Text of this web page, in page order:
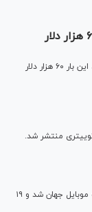
معاون رئیس شرکت سامسونگ به پرداخت ۶۰ هزار دلار
چالش‌های حقوقی پی در پی شرکت سامسونگ کره جنوبی، این بار ۶۰ هزار دلار
شرکت هواوی با کنار زدن سامسونگ بزرگترین تولید کننده موبایل جهان شد و ۱۹